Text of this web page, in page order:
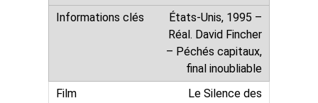
États-Unis, 1995 –
Réal. David Fincher
– Péchés capitaux,
final inoubliable
Le Silence des